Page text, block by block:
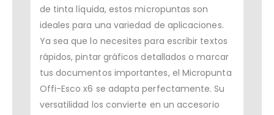
de tinta líquida, estos micropuntas son
ideales para una variedad de aplicaciones.
Ya sea que lo necesites para escribir textos
rápidos, pintar gráficos detallados o marcar
tus documentos importantes, el Micropunta
Offi-Esco x6 se adapta perfectamente. Su
versatilidad los convierte en un accesorio